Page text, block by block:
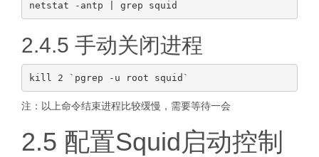
2.4.5 手动关闭进程
注：以上命令结束进程比较缓慢，需要等待一会
2.5 配置Squid启动控制